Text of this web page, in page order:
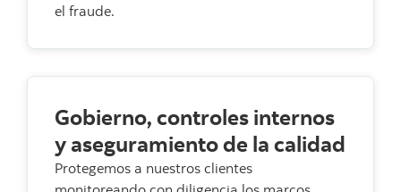
el fraude.
Gobierno, controles internos
y aseguramiento de la calidad
Protegemos a nuestros clientes